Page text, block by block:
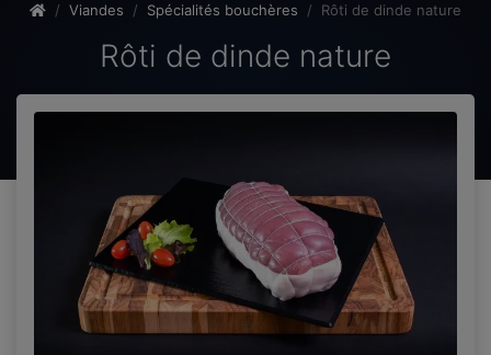
Viandes Spécialités bouchères Rôti de dinde nature
Rôti de dinde nature